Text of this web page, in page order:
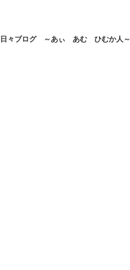
日々ブログ ～あぃ あむ ひむか人～